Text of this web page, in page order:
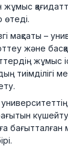
жұмыс
өтеді.
мақсаты –
және
жұмыс
тиімділігі
бағытталған